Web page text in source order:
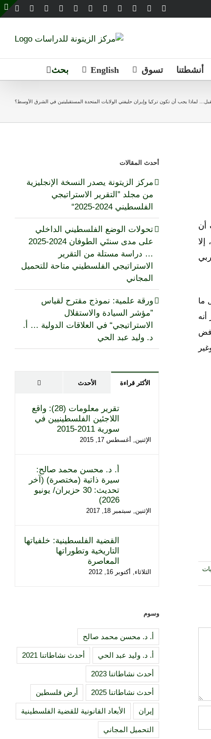
Facebook
Instagram
YouTube
Tiktok
Threads
LinkedIn
SoundCloud
WhatsApp
Telegram
أنشطتنا تسوق English
أن
ما
أحدث المقالات
مركز الزيتونة يصدر النسخة الإنجليزية
من مجلد ”التقرير الاستراتيجي
الفلسطيني 2024-2025“
تحولات الوضع الفلسطيني الداخلي
على مدى سنتَي الطوفان 2024-2025
… دراسة مستلة من التقرير
الاستراتيجي الفلسطيني متاحة للتحميل
المجاني
ورقة علمية: نموذج مقترح لقياس
”مؤشر السيادة والاستقلال
الاستراتيجي“ في العلاقات الدولية … أ.
د. وليد عبد الحي
الأكثر قراءة الأحدث
تقرير معلومات (28): واقع
اللاجئين الفلسطينيين في
سورية 2011-2015
الإثنين, أغسطس 17, 2015
أ. د. محسن محمد صالح:
سيرة ذاتية (مختصرة) (آخر
تحديث: 30 حزيران/ يونيو
2026)
الإثنين, سبتمبر 18, 2017
القضية الفلسطينية: خلفياتها
التاريخية وتطوراتها
المعاصرة
الثلاثاء, أكتوبر 16, 2012
وسوم
أ. د. محسن محمد صالح
أ. د. وليد عبد الحي أحدث نشاطاتنا 2021
أحدث نشاطاتنا 2023
أحدث نشاطاتنا 2025 أرض فلسطين
إيران الأبعاد القانونية للقضية الفلسطينية
التحميل المجاني